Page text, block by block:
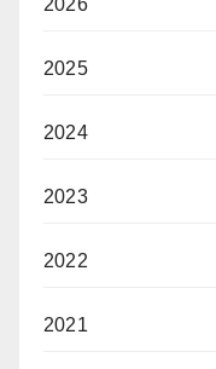
2026
2025
2024
2023
2022
2021